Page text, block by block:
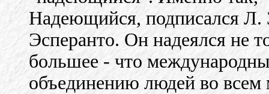
Надеющийся, подписался Л.
Эсперанто. Он надеялся не
большее - что
объединению людей во всем